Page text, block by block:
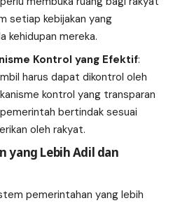
setiap kebijakan yang
kehidupan mereka.
Kontrol yang Efektif:
harus dapat dikontrol oleh
kontrol yang transparan
bertindak sesuai
oleh rakyat.
yang Lebih Adil dan
pemerintahan yang lebih